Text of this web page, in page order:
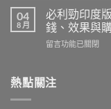
安
全？
網
略：
Levitra
邊
度
買
2026
利
吉
Super
P-
P
04
8 月
必利勁印度
錢、效果與
在
勁
印
留言功能已關閉
熱點關注